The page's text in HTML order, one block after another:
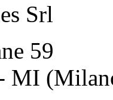
Srl
59
MI